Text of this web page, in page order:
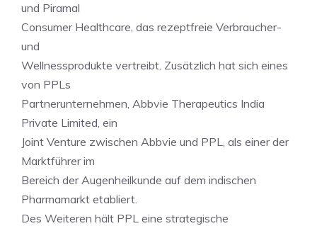
und Piramal
Consumer Healthcare, das rezeptfreie Verbraucher-
und
Wellnessprodukte vertreibt. Zusätzlich hat sich eines
von PPLs
Partnerunternehmen, Abbvie Therapeutics India
Private Limited, ein
Joint Venture zwischen Abbvie und PPL, als einer der
Marktführer im
Bereich der Augenheilkunde auf dem indischen
Pharmamarkt etabliert.
Des Weiteren hält PPL eine strategische